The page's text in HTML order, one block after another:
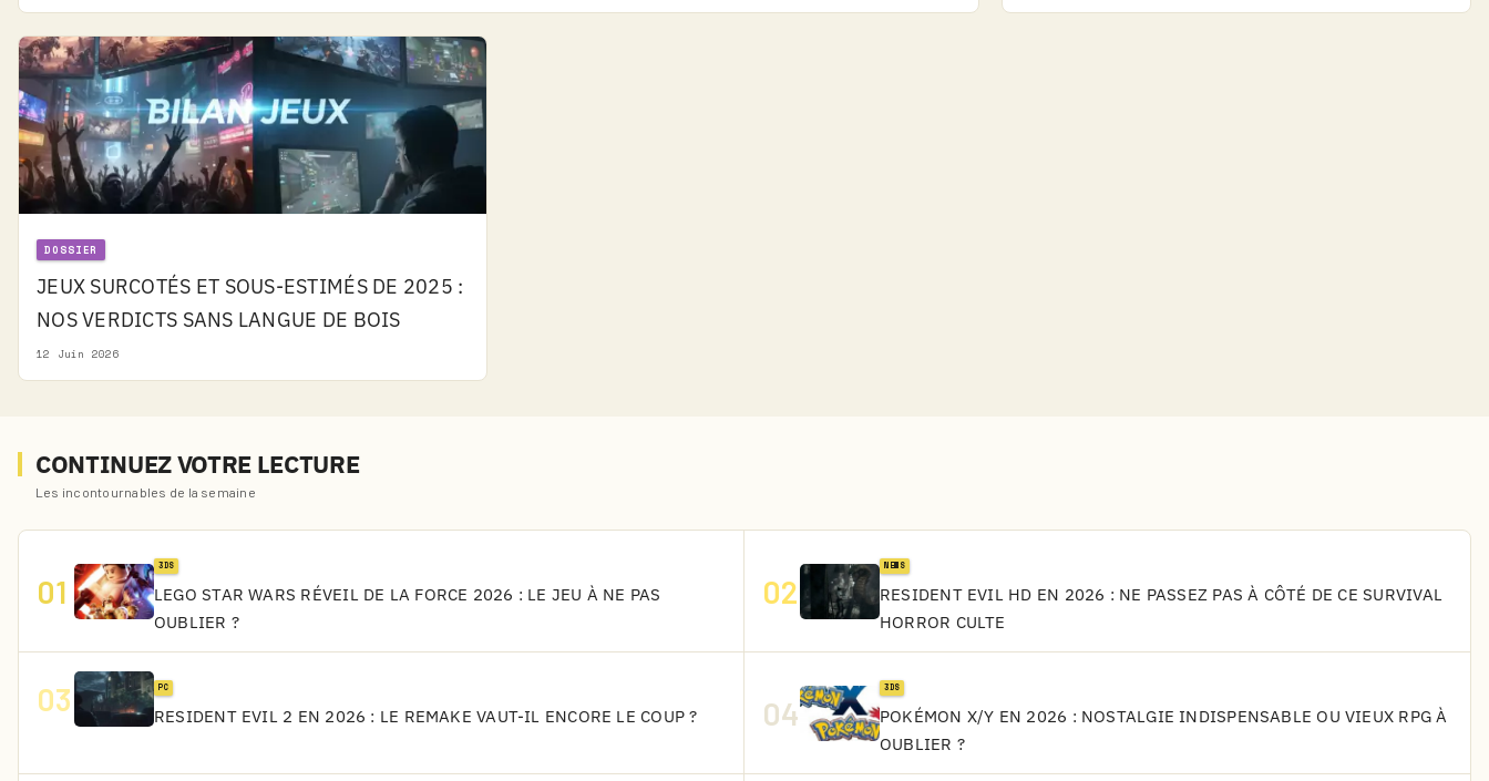
DOSSIER
JEUX SURCOTÉS ET SOUS-ESTIMÉS DE 2025 :
NOS VERDICTS SANS LANGUE DE BOIS
12 Juin 2026
CONTINUEZ VOTRE LECTURE
Les incontournables de la semaine
01
3DS
LEGO STAR WARS RÉVEIL DE LA FORCE 2026 : LE JEU À NE PAS
OUBLIER ?
02
NEWS
RESIDENT EVIL HD EN 2026 : NE PASSEZ PAS À CÔTÉ DE CE SURVIVAL
HORROR CULTE
03 PC
RESIDENT EVIL 2 EN 2026 : LE REMAKE VAUT-IL ENCORE LE COUP ? 04
3DS
POKÉMON X/Y EN 2026 : NOSTALGIE INDISPENSABLE OU VIEUX RPG À
OUBLIER ?